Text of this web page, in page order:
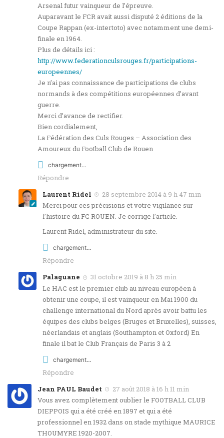
Arsenal futur vainqueur de l’épreuve.
Auparavant le FCR avait aussi disputé 2 éditions de la
Coupe Rappan (ex-intertoto) avec notamment une demi-
finale en 1964.
Plus de détails ici :
http://www.federationculsrouges.fr/participations-
europeennes/
Je n’ai pas connaissance de participations de clubs
normands à des compétitions européennes d’avant
guerre.
Merci d’avance de rectifier.
Bien cordialement,
La Fédération des Culs Rouges – Association des
Amoureux du Football Club de Rouen
chargement…
Répondre
Laurent Ridel
28 septembre 2014 à 9 h 47 min
Merci pour ces précisions et votre vigilance sur
l’histoire du FC ROUEN. Je corrige l’article.
Laurent Ridel, administrateur du site.
chargement…
Répondre
Palaguane
31 octobre 2019 à 8 h 25 min
Le HAC est le premier club au niveau européen à
obtenir une coupe, il est vainqueur en Mai 1900 du
challenge international du Nord après avoir battu les
équipes des clubs belges (Bruges et Bruxelles), suisses,
néerlandais et anglais (Southampton et Oxford) En
finale il bat le Club Français de Paris 3 à 2
chargement…
Répondre
Jean PAUL Baudet
27 août 2018 à 16 h 11 min
Vous avez complètement oublier le FOOTBALL CLUB
DIEPPOIS qui a été créé en 1897 et qui a été
professionnel en 1932 dans on stade mythique MAURICE
THOUMYRE 1920-2007.